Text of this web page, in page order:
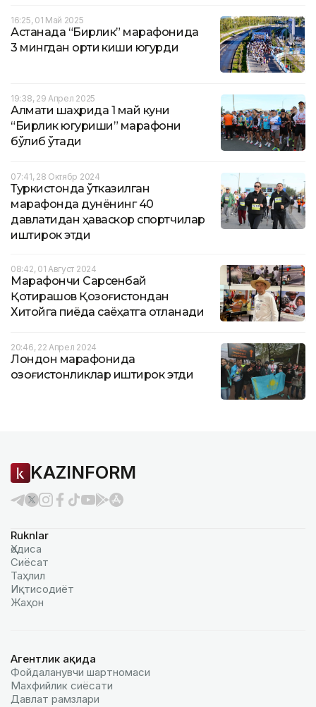
16:25, 01 Май 2025
Астанада “Бирлик” марафонида
3 мингдан ортиқ киши югурди
19:38, 29 Апрел 2025
Алмати шаҳрида 1 май куни
“Бирлик югуриши” марафони
бўлиб ўтади
07:41, 28 Октябр 2024
Туркистонда ўтказилган
марафонда дунёнинг 40
давлатидан ҳаваскор спортчилар
иштирок этди
08:42, 01 Август 2024
Марафончи Сарсенбай
Қотирашов Қозоғистондан
Хитойга пиёда саёҳатга отланади
20:46, 22 Апрел 2024
Лондон марафонида
қозоғистонликлар иштирок этди
KAZINFORM
Ruknlar
Ҳодиса
Сиёсат
Таҳлил
Иқтисодиёт
Жаҳон
Агентлик ҳақида
Фойдаланувчи шартномаси
Махфийлик сиёсати
Давлат рамзлари